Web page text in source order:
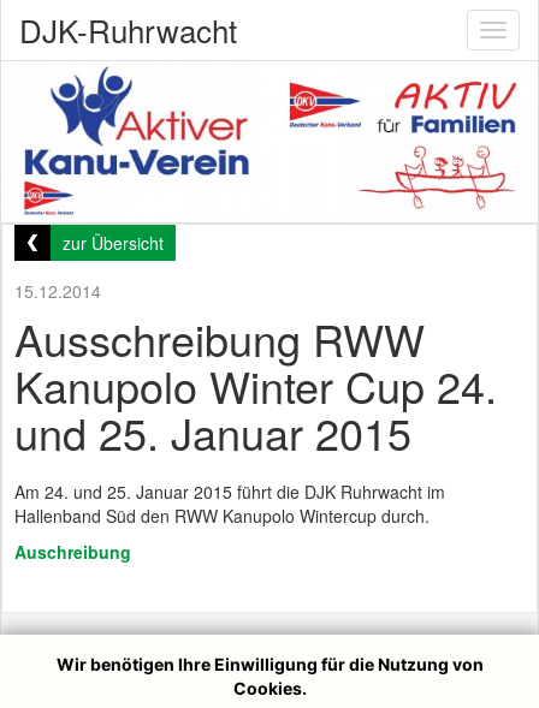
DJK-Ruhrwacht
zur Übersicht
15.12.2014
Ausschreibung RWW
Kanupolo Winter Cup 24.
und 25. Januar 2015
Am 24. und 25. Januar 2015 führt die DJK Ruhrwacht im
Hallenband Süd den RWW Kanupolo Wintercup durch.
Auschreibung
© DJK-Ruhrwacht 2026 Impressum
Wir benötigen Ihre Einwilligung für die Nutzung von
Cookies.